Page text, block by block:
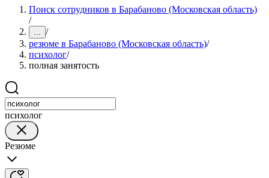
Поиск сотрудников в Барабаново (Московская область)
/
... /
резюме в Барабаново (Московская область)/
психолог/
полная занятость
психолог
Резюме